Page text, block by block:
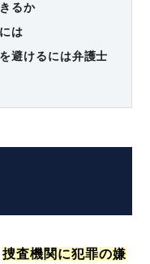
るか
は
避けるには弁護士
捜査機関に犯罪の嫌